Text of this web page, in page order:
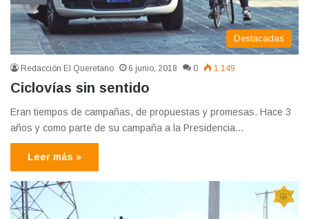
Destacadas
Redacción El Queretano 6 junio, 2018 0 1.149
Ciclovías sin sentido
Eran tiempos de campañas, de propuestas y promesas. Hace 3
años y como parte de su campaña a la Presidencia…
Leer más »